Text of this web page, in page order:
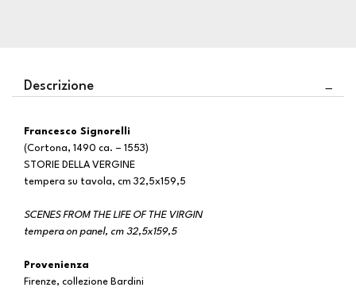
Descrizione
Francesco Signorelli
(Cortona, 1490 ca. – 1553)
STORIE DELLA VERGINE
tempera su tavola, cm 32,5x159,5
SCENES FROM THE LIFE OF THE VIRGIN
tempera on panel, cm 32,5x159,5
Provenienza
Firenze, collezione Bardini